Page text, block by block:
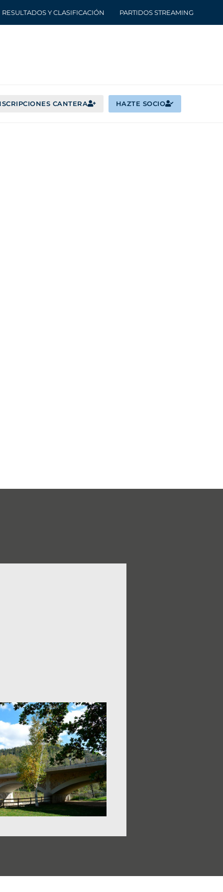
RESULTADOS Y CLASIFICACIÓN PARTIDOS STREAMING
CANTERA HAZTE SOCIO